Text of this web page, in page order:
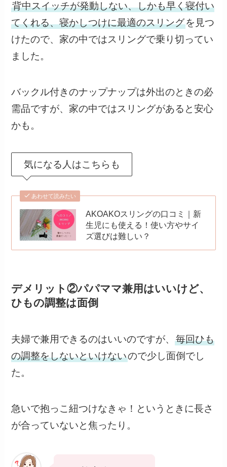
背中スイッチが発動しない、しかも早く寝付い
てくれる、寝かしつけに最適のスリングを見つ
けたので、家の中ではスリングで乗り切ってい
ました。
バックル付きのナップナップは外出のときの必
需品ですが、家の中ではスリングがあると安心
かも。
気になる人はこちらも
あわせて読みたい
AKOAKOスリングの口コミ｜新
生児にも使える！使い方やサイ
ズ選びは難しい？
デメリット②パパママ兼用はいいけど、
ひもの調整は面倒
夫婦で兼用できるのはいいのですが、毎回ひも
の調整をしないといけないので少し面倒でし
た。
急いで抱っこ紐つけなきゃ！というときに長さ
が合っていないと焦ったり。